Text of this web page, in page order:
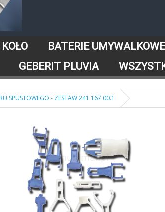
BATERIE
GEBERIT PLUVIA
SPUSTOWEGO - ZESTAW 241.167.00.1